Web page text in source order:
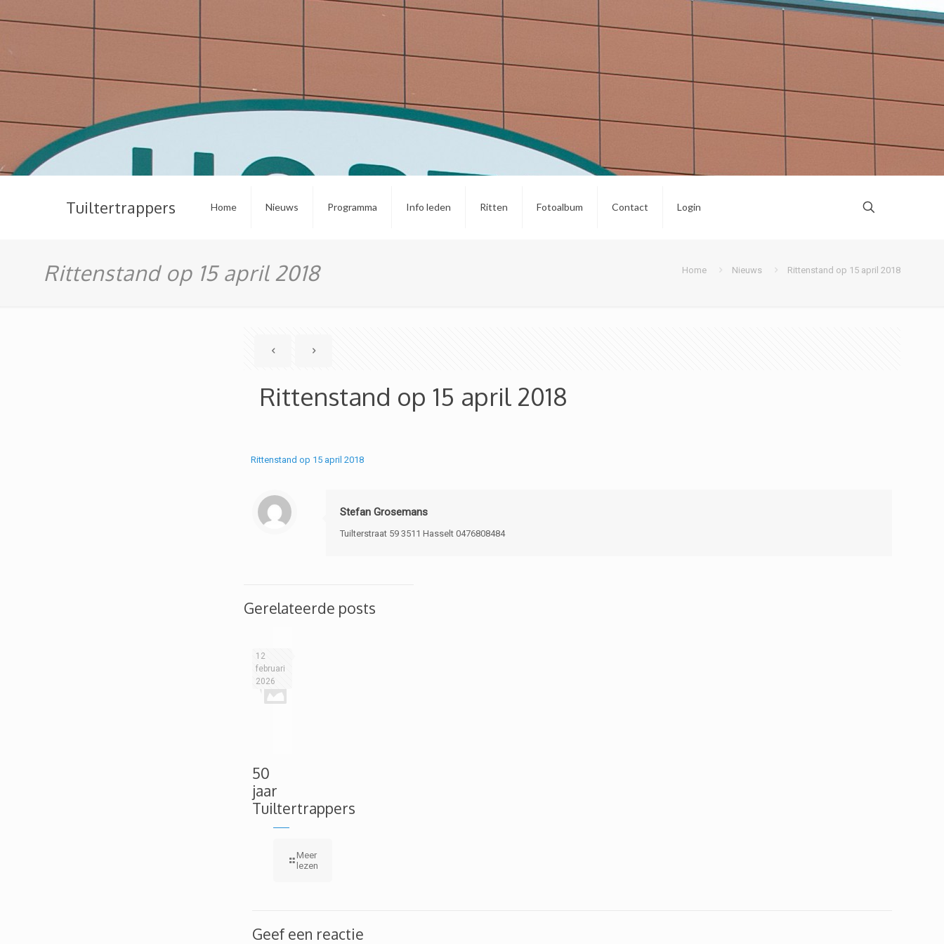
Tuiltertrappers Home Nieuws Programma Info leden Ritten Fotoalbum Contact Login
Rittenstand op 15 april 2018 Home Nieuws Rittenstand op 15 april 2018
Rittenstand op 15 april 2018
Rittenstand op 15 april 2018
Stefan Grosemans
Tuilterstraat 59 3511 Hasselt 0476808484
Gerelateerde posts
12
februari
2026
50
jaar
Tuiltertrappers
Meer
lezen
Geef een reactie